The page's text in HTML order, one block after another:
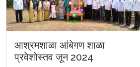
आश्रमशाळा आंबेगण शाळा
प्रवेशोस्तव जून 2024